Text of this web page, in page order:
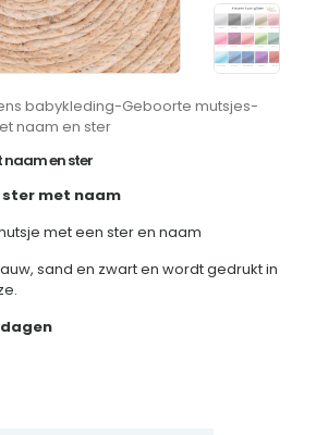
babykleding-Geboorte mutsjes-
naam en ster
en ster
met naam
met een ster en naam
sand en zwart en wordt gedrukt in